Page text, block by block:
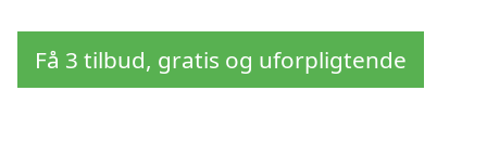
Få 3 tilbud, gratis og uforpligtende